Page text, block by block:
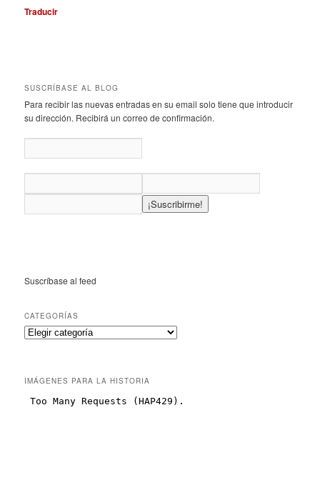
Traducir
SUSCRÍBASE AL BLOG
Para recibir las nuevas entradas en su email solo tiene que introducir
su dirección. Recibirá un correo de confirmación.
Suscríbase al feed
CATEGORÍAS
IMÁGENES PARA LA HISTORIA